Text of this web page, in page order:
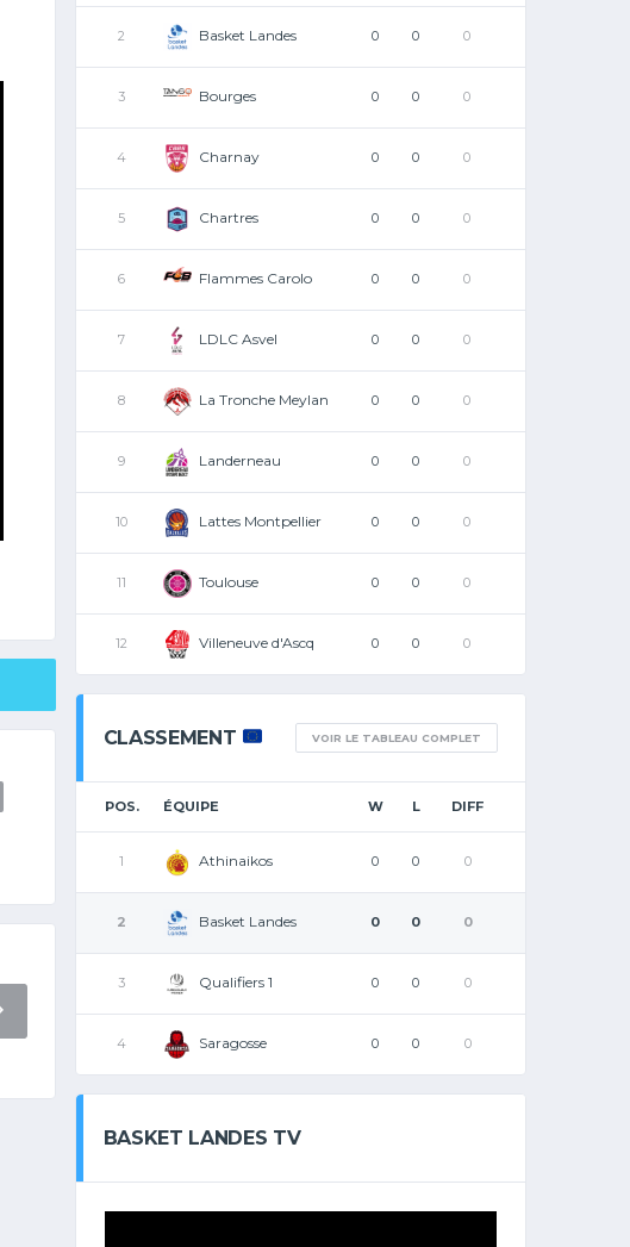
2 Basket Landes 0 0 0
3 Bourges 0 0 0
4 Charnay 0 0 0
5 Chartres 0 0 0
6 Flammes Carolo 0 0 0
7 LDLC Asvel 0 0 0
8 La Tronche Meylan 0 0 0
9 Landerneau 0 0 0
10 Lattes Montpellier 0 0 0
11 Toulouse 0 0 0
12 Villeneuve d'Ascq 0 0 0
CLASSEMENT VOIR LE TABLEAU COMPLET
POS. ÉQUIPE W L DIFF
1 Athinaikos 0 0 0
2 Basket Landes 0 0 0
3 Qualifiers 1 0 0 0
4 Saragosse 0 0 0
BASKET LANDES TV